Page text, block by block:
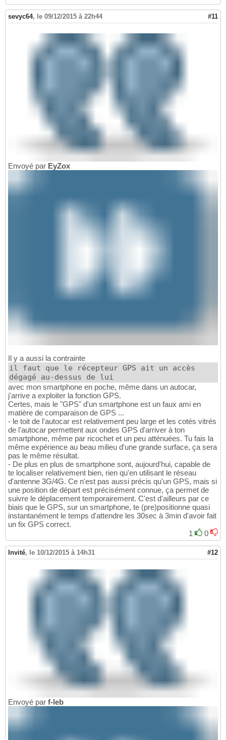
sevyc64, le 09/12/2015 à 22h44 #11
Envoyé par EyZox
Il y a aussi la contrainte
il faut que le récepteur GPS ait un accès
dégagé au-dessus de lui
avec mon smartphone en poche, même dans un autocar,
j'arrive a exploiter la fonction GPS.
Certes, mais le "GPS" d'un smartphone est un faux ami en
matière de comparaison de GPS ...
- le toit de l'autocar est relativement peu large et les cotés vitrés
de l'autocar permettent aux ondes GPS d'arriver à ton
smartphone, même par ricochet et un peu atténuées. Tu fais la
même expérience au beau milieu d'une grande surface, ça sera
pas le même résultat.
- De plus en plus de smartphone sont, aujourd'hui, capable de
te localiser relativement bien, rien qu'en utilisant le réseau
d'antenne 3G/4G. Ce n'est pas aussi précis qu'un GPS, mais si
une position de départ est précisément connue, ça permet de
suivre le déplacement temporairement. C'est d'ailleurs par ce
biais que le GPS, sur un smartphone, te (pre)positionne quasi
instantanément le temps d'attendre les 30sec à 3min d'avoir fait
un fix GPS correct.
1
0
Invité, le 10/12/2015 à 14h31 #12
Envoyé par f-leb